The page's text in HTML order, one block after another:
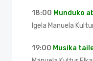
18:00 Munduko
Igela Manuela
19:00 Musika